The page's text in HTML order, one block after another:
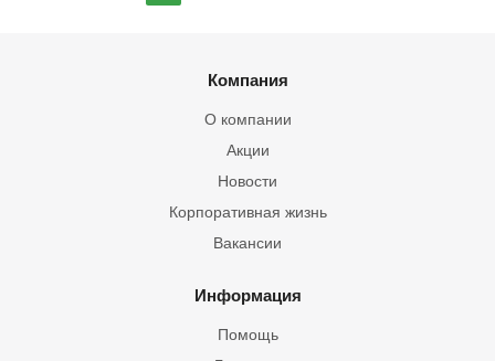
Компания
О компании
Акции
Новости
Корпоративная жизнь
Вакансии
Информация
Помощь